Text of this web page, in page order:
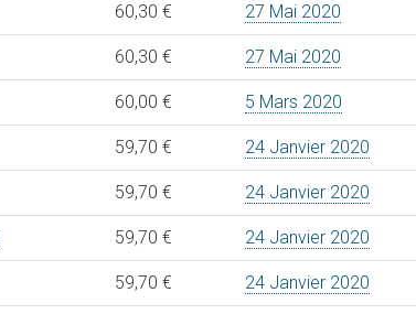
60,30 € 27 Mai 2020
60,30 € 27 Mai 2020
60,00 € 5 Mars 2020
59,70 € 24 Janvier 2020
59,70 € 24 Janvier 2020
59,70 € 24 Janvier 2020
59,70 € 24 Janvier 2020